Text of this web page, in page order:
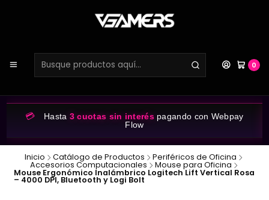
0
💳 Hasta 3 cuotas sin interéspagando con Webpay
Flow
Inicio Catálogo de Productos Periféricos de Oficina
Accesorios Computacionales Mouse para Oficina
Mouse Ergonómico Inalámbrico Logitech Lift Vertical Rosa
– 4000 DPI, Bluetooth y Logi Bolt